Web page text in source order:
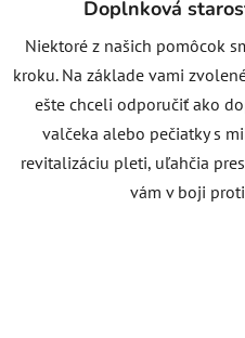
Doplnková
Niektoré z našich pomôcok
kroku. Na základe vami
ešte chceli odporučiť ako
valčeka alebo pečiatky s
revitalizáciu pleti, uľahčia
vám v boji